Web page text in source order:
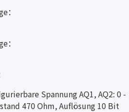
：
：
Spannung AQ1, AQ2: 0 -
470 Ohm, Auflösung 10 Bit